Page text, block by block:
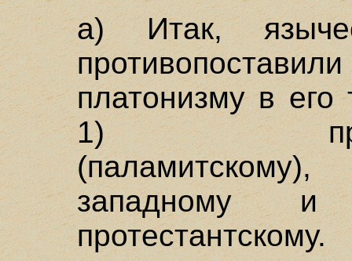
а) Итак,
платонизму в
1)
западному и